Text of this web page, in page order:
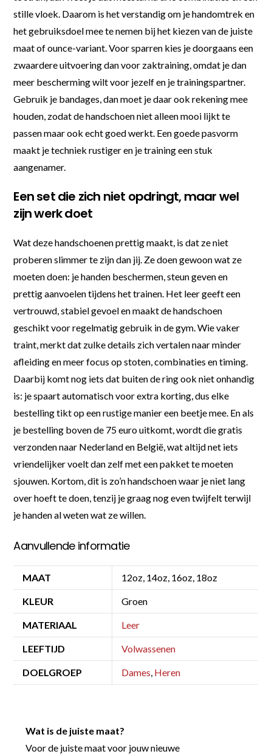
stille vloek. Daarom is het verstandig om je handomtrek en
het gebruiksdoel mee te nemen bij het kiezen van de juiste
maat of ounce-variant. Voor sparren kies je doorgaans een
zwaardere uitvoering dan voor zaktraining, omdat je dan
meer bescherming wilt voor jezelf en je trainingspartner.
Gebruik je bandages, dan moet je daar ook rekening mee
houden, zodat de handschoen niet alleen mooi lijkt te
passen maar ook echt goed werkt. Een goede pasvorm
maakt je techniek rustiger en je training een stuk
aangenamer.
Een set die zich niet opdringt, maar wel
zijn werk doet
Wat deze handschoenen prettig maakt, is dat ze niet
proberen slimmer te zijn dan jij. Ze doen gewoon wat ze
moeten doen: je handen beschermen, steun geven en
prettig aanvoelen tijdens het trainen. Het leer geeft een
vertrouwd, stabiel gevoel en maakt de handschoen
geschikt voor regelmatig gebruik in de gym. Wie vaker
traint, merkt dat zulke details zich vertalen naar minder
afleiding en meer focus op stoten, combinaties en timing.
Daarbij komt nog iets dat buiten de ring ook niet onhandig
is: je spaart automatisch voor extra korting, dus elke
bestelling tikt op een rustige manier een beetje mee. En als
je bestelling boven de 75 euro uitkomt, wordt die gratis
verzonden naar Nederland en België, wat altijd net iets
vriendelijker voelt dan zelf met een pakket te moeten
sjouwen. Kortom, dit is zo’n handschoen waar je niet lang
over hoeft te doen, tenzij je graag nog even twijfelt terwijl
je handen al weten wat ze willen.
Aanvullende informatie
MAAT 12oz, 14oz, 16oz, 18oz
KLEUR Groen
MATERIAAL Leer
LEEFTIJD Volwassenen
DOELGROEP Dames Heren
Wat is de juiste maat?
Voor de juiste maat voor jouw nieuwe